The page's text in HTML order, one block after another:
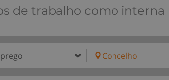
de trabalho como interna